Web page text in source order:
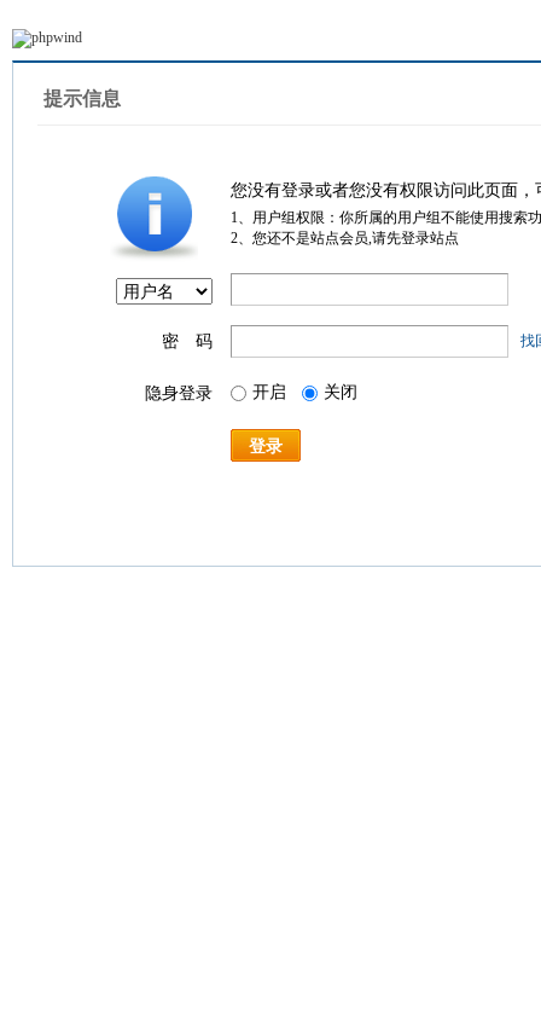
提示信息
您没有登录或者您没有权限访问此页面
1、用户组权限：你所属的用户组不能使用搜索
2、您还不是站点会员,请先登录站点
密 码 找
隐身登录 开启 关闭
登录